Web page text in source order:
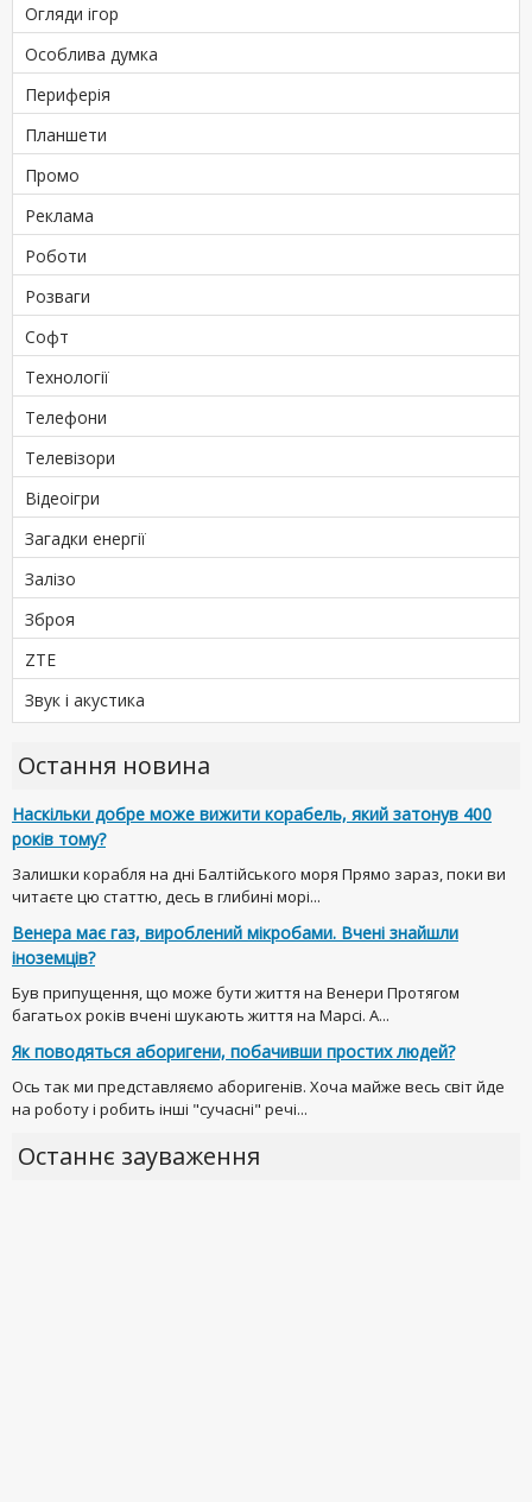
Огляди ігор
Особлива думка
Периферія
Планшети
Промо
Реклама
Роботи
Розваги
Софт
Технології
Телефони
Телевізори
Відеоігри
Загадки енергії
Залізо
Зброя
ZTE
Звук і акустика
Остання новина
Наскільки добре може вижити корабель, який затонув 400
років тому?
Залишки корабля на дні Балтійського моря Прямо зараз, поки ви
читаєте цю статтю, десь в глибині морі...
Венера має газ, вироблений мікробами. Вчені знайшли
іноземців?
Був припущення, що може бути життя на Венери Протягом
багатьох років вчені шукають життя на Марсі. А...
Як поводяться аборигени, побачивши простих людей?
Ось так ми представляємо аборигенів. Хоча майже весь світ йде
на роботу і робить інші "сучасні" речі...
Останнє зауваження